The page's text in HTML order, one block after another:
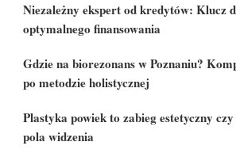
Niezależny ekspert od kredytów: Klucz
optymalnego finansowania
Gdzie na biorezonans w Poznaniu?
po metodzie holistycznej
Plastyka powiek to zabieg estetyczny
pola widzenia